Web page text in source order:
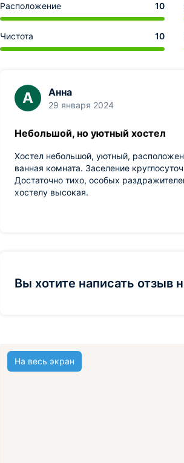
Расположение 10
Чистота 10
А Анна
29 января 2024
Небольшой, но уютный хостел
Хостел небольшой, уютный,
ванная комната. Заселение
Достаточно тихо, особых
хостелу высокая.
Вы хотите написать отзыв
На весь экран